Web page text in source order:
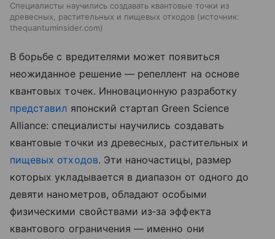
Специалисты научились создавать квантовые точки из
древесных, растительных и пищевых отходов
источник:
thequantuminsider.com
В борьбе с вредителями может появиться
неожиданное решение — репеллент на основе
квантовых точек. Инновационную разработку
представил японский стартап Green Science
Alliance: специалисты научились создавать
квантовые точки из древесных, растительных и
пищевых отходов. Эти наночастицы, размер
которых укладывается в диапазон от одного до
девяти нанометров, обладают особыми
физическими свойствами из‑за эффекта
квантового ограничения — именно они